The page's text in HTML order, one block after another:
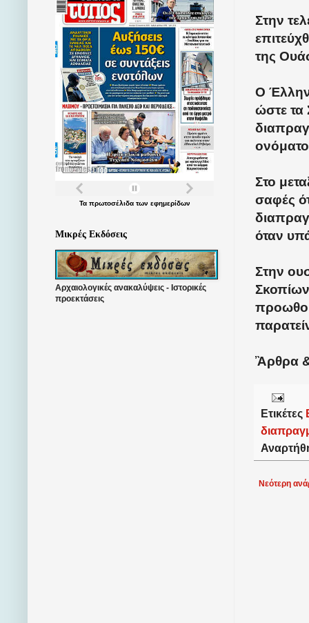
Στην
της
Ο
ώστε τα
Στο
σαφές
όταν
Στην
Σκοπίων
Ἂρθρα
Ετικέτες
Νεότερη
Τα πρωτοσέλιδατων εφημερίδων
Μικρές Εκδόσεις
Αρχαιολογικές ανακαλύψεις - Ιστορικές
προεκτάσεις